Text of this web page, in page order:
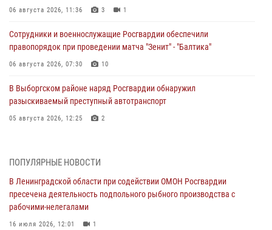
06 августа 2026, 11:36 3 1
Сотрудники и военнослужащие Росгвардии обеспечили
правопорядок при проведении матча "Зенит" - "Балтика"
06 августа 2026, 07:30 10
В Выборгском районе наряд Росгвардии обнаружил
разыскиваемый преступный автотранспорт
05 августа 2026, 12:25 2
Ленобласти
04 августа 2026, 14:05
В Зеленогорске сотрудники Росгвардии, став очевидцами
серьезного ДТП, вызвали на место происшествия спасателей, а
ПОПУЛЯРНЫЕ НОВОСТИ
В Ленинградской области при содействии ОМОН Росгвардии
пресечена деятельность подпольного рыбного производства с
рабочими-нелегалами
16 июля 2026, 12:01 1